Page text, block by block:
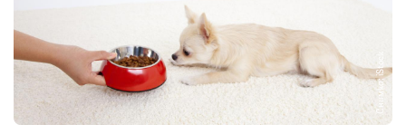
Снимка: iStock